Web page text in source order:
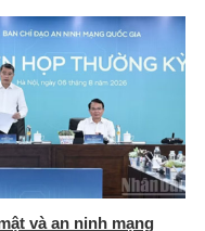
và an ninh mạng